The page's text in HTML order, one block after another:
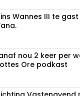
Wannes III te
nou 2 keer per
Ore podkast